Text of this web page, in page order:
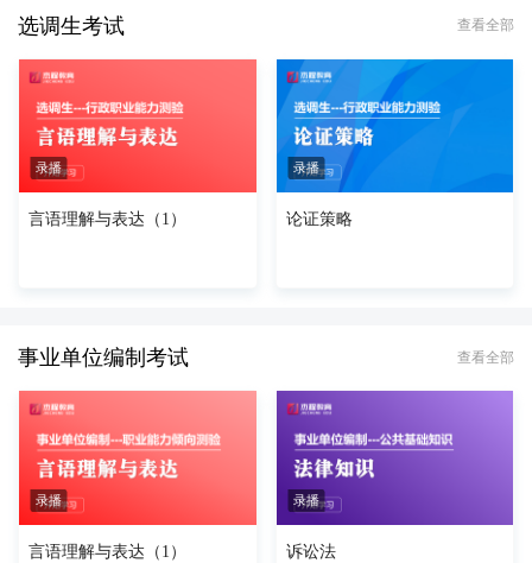
选调生考试 查看全部
录播
言语理解与表达（1）
录播
论证策略
事业单位编制考试 查看全部
录播
言语理解与表达（1）
录播
诉讼法